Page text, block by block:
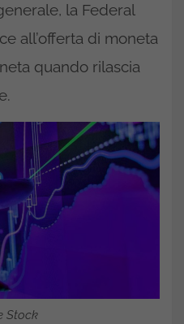
la Federal
all’offerta di moneta
quando rilascia
Stock